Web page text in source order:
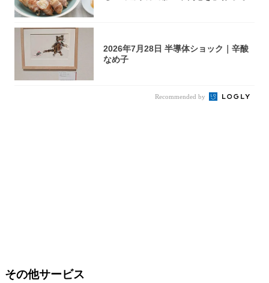
2026年7月28日 半導体ショック｜辛酸
なめ子
Recommended by
その他サービス